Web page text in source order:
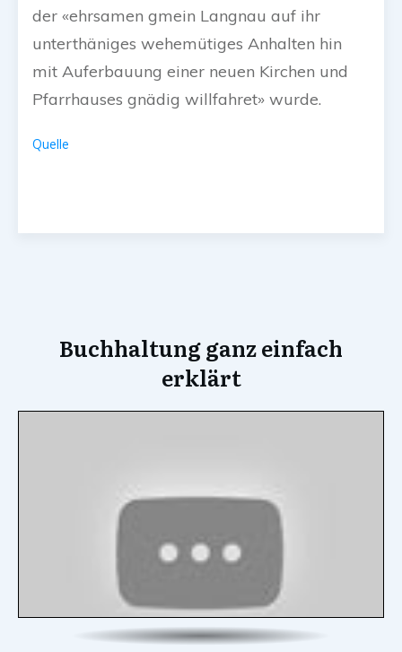
der «ehrsamen gmein Langnau auf ihr
unterthäniges wehemütiges Anhalten hin
mit Auferbauung einer neuen Kirchen und
Pfarrhauses gnädig willfahret» wurde.
Quelle
Buchhaltung ganz einfach
erklärt